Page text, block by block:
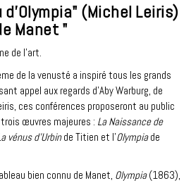
(Michel Leiris)
Manet "
de l’art.
de la venusté a inspiré tous les grands
appel aux regards d’Aby Warburg, de
ces conférences proposeront au public
trois œuvres majeures : La Naissance de
vénus d'Urbinde Titien et l’Olympiade
bien connu de Manet, Olympia(1863),